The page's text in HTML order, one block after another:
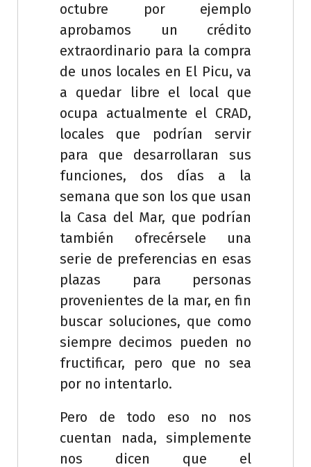
octubre por ejemplo
aprobamos un crédito
extraordinario para la compra
de unos locales en El Picu, va
a quedar libre el local que
ocupa actualmente el CRAD,
locales que podrían servir
para que desarrollaran sus
funciones, dos días a la
semana que son los que usan
la Casa del Mar, que podrían
también ofrecérsele una
serie de preferencias en esas
plazas para personas
provenientes de la mar, en fin
buscar soluciones, que como
siempre decimos pueden no
fructificar, pero que no sea
por no intentarlo.
Pero de todo eso no nos
cuentan nada, simplemente
nos dicen que el